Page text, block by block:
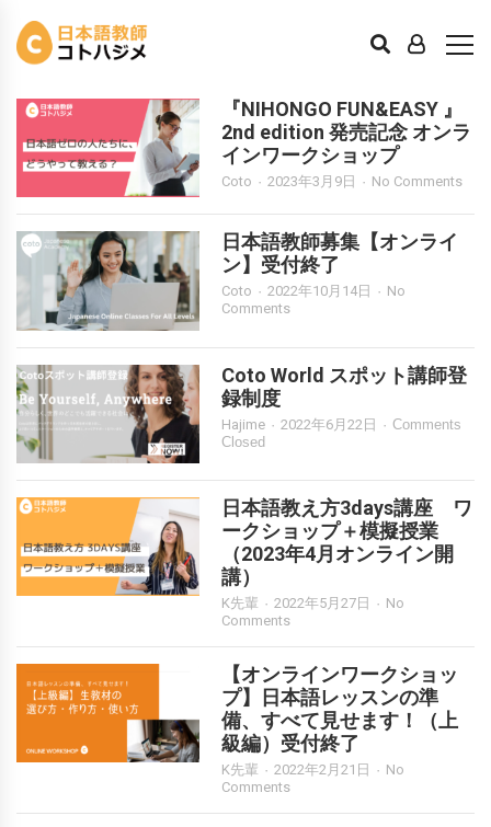
求人・イベント
『NIHONGO FUN&EASY 』
2nd edition 発売記念 オンラ
インワークショップ
Coto 2023年3月9日 No Comments
日本語教師募集【オンライ
ン】受付終了
Coto 2022年10月14日
No
Comments
Coto World スポット講師登
録制度
Hajime 2022年6月22日
Comments
Closed
日本語教え方3days講座 ワ
ークショップ＋模擬授業
（2023年4月オンライン開
講）
K先輩 2022年5月27日
No
Comments
【オンラインワークショッ
プ】日本語レッスンの準
備、すべて見せます！（上
級編）受付終了
K先輩 2022年2月21日
No
Comments